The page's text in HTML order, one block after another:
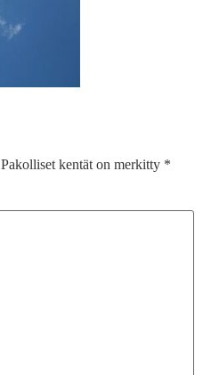
Pakolliset kentät on merkitty *